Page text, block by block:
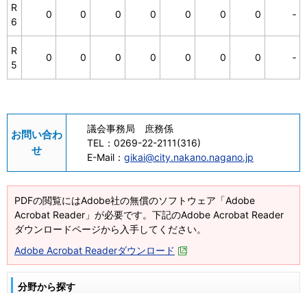
R
6
0 0 0 0 0 0 0 ‐
R
5
0 0 0 0 0 0 0 ‐
お問い合わ
せ
議会事務局 庶務係
TEL： 0269-22-2111(316)
E-Mail： gikai@city.nakano.nagano.jp
PDFの閲覧にはAdobe社の無償のソフトウェア「Adobe
Acrobat Reader」が必要です。下記のAdobe Acrobat Reader
ダウンロードページから入手してください。
Adobe Acrobat Readerダウンロード
分野から探す